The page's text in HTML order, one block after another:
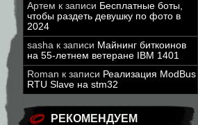
Артем к записи Бесплатные боты,
чтобы раздеть девушку по фото в
2024
sasha к записи Майнинг биткоинов
на 55-летнем ветеране IBM 1401
Roman к записи Реализация ModBus
RTU Slave на stm32
РЕКОМЕНДУЕМ